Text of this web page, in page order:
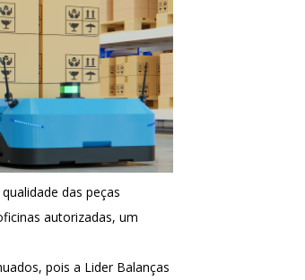
das peças
autorizadas, um
pois a Lider Balanças